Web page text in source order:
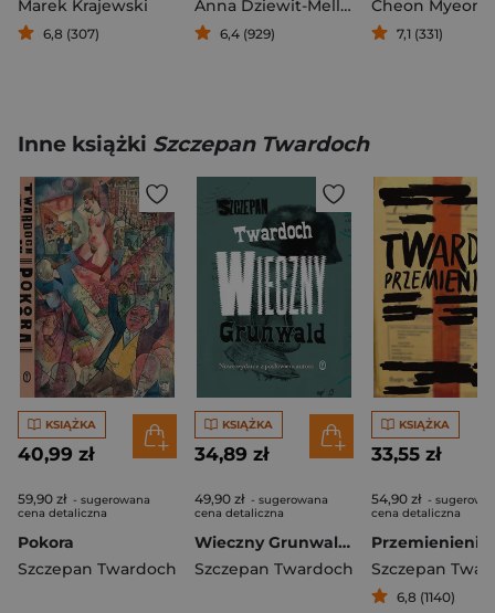
Marek Krajewski
6,8 (307)
Anna Dziewit-Meller
6,4 (929) 7,1 (331)
Inne książki Szczepan Twardoch
KSIĄŻKA
40,99 zł
59,90 zł - sugerowana
cena detaliczna
Pokora
Szczepan Twardoch
KSIĄŻKA
34,89 zł
49,90 zł - sugerowana
cena detaliczna
Wieczny Grunwald wyd. 3
Szczepan Twardoch
KSIĄŻKA
33,55 zł
54,90 zł -
cena detaliczna
Przemienienie
Szczepan
6,8 (1140)